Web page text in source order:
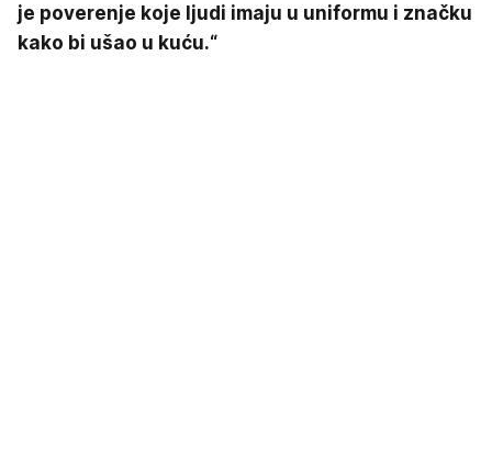
je poverenje koje ljudi imaju u uniformu i značku
kako bi ušao u kuću.“